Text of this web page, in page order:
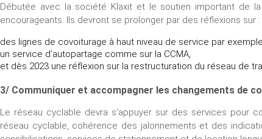
Débutée avec la société Klaxit et le soutien important de
encourageants. Ils devront se prolonger par des réflexions sur :
des lignes de covoiturage à haut niveau de service par
un service d’autopartage comme sur la CCMA,
et dès 2023 une réflexion sur la restructuration du réseau de
3/ Communiquer et accompagner les changements de
Le réseau cyclable devra s’appuyer sur des services pour
réseau cyclable, cohérence des jalonnements et des